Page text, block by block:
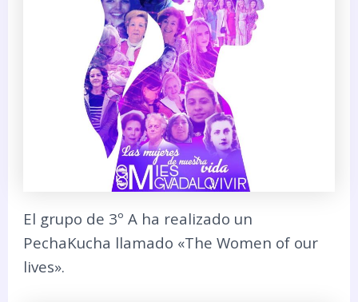
El grupo de 3º A ha realizado un
PechaKucha llamado «The Women of our
lives».